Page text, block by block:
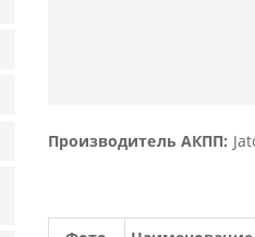
Производитель АКПП: